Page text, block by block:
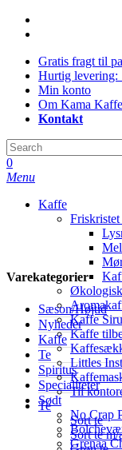
Skip
contentGratis fragt til
Hurtig levering:
Min konto
Om Kama Kaffe
Kontakt
Close
Search
0
Menu
Kaffe
Kaffe
Kaffe
Littles
Til
Te
Sort te
Sort te m/
Varekategorier
Sæson/Højtid
Nyheder
Kaffe
Te
Spiritus
Specialiteter
Sødt
No Crap
Grenaa